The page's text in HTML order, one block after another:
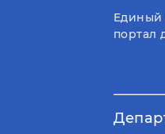
Единый
портал